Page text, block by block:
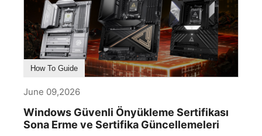
How To Guide
June 09,2026
Windows Güvenli Önyükleme Sertifikası
Sona Erme ve Sertifika Güncellemeleri